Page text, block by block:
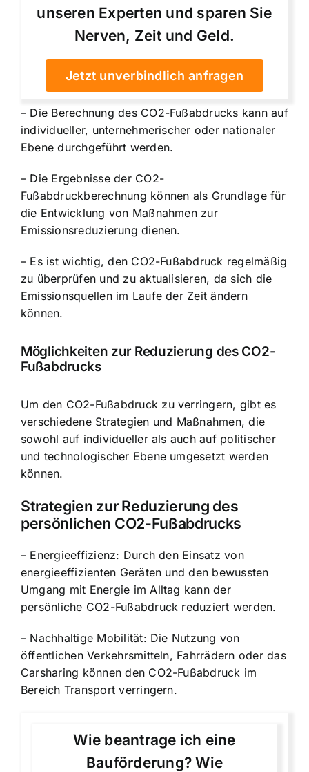
unseren Experten und sparen Sie
Nerven, Zeit und Geld.
Jetzt unverbindlich anfragen
– Die Berechnung des CO2-Fußabdrucks kann auf
individueller, unternehmerischer oder nationaler
Ebene durchgeführt werden.
– Die Ergebnisse der CO2-
Fußabdruckberechnung können als Grundlage für
die Entwicklung von Maßnahmen zur
Emissionsreduzierung dienen.
– Es ist wichtig, den CO2-Fußabdruck regelmäßig
zu überprüfen und zu aktualisieren, da sich die
Emissionsquellen im Laufe der Zeit ändern
können.
Möglichkeiten zur Reduzierung des CO2-
Fußabdrucks
Um den CO2-Fußabdruck zu verringern, gibt es
verschiedene Strategien und Maßnahmen, die
sowohl auf individueller als auch auf politischer
und technologischer Ebene umgesetzt werden
können.
Strategien zur Reduzierung des
persönlichen CO2-Fußabdrucks
– Energieeffizienz: Durch den Einsatz von
energieeffizienten Geräten und den bewussten
Umgang mit Energie im Alltag kann der
persönliche CO2-Fußabdruck reduziert werden.
– Nachhaltige Mobilität: Die Nutzung von
öffentlichen Verkehrsmitteln, Fahrrädern oder das
Carsharing können den CO2-Fußabdruck im
Bereich Transport verringern.
Wie beantrage ich eine
Bauförderung? Wie